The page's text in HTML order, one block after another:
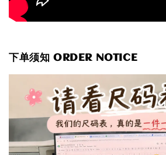
下单须知 ORDER NOTICE